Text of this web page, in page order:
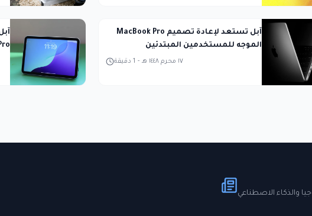
آبل تستعد لإعادة تصميم MacBook Pro
الموجه للمستخدمين المبتدئين
1 دقيقة - ١٧ محرم ١٤٤٨ هـ
والذكاء الاصطناعي